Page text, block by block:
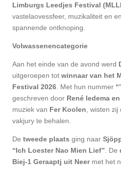
Limburgs Leedjes Festival
vastelaovessfeer, muzikaliteit en
spannende ontknoping.
Volwassenencategorie
Aan het einde van de avond werd
uitgeroepen tot winnaar van het
Festival 2026 . Met hun nummer
geschreven door René Iedema
muziek van Fer Koolen , wisten
vakjury te behalen.
De tweede plaats ging naar
“Ich Loester Nao Mien Lief” . De
Biej-1 Geraaptj uit Neermet het